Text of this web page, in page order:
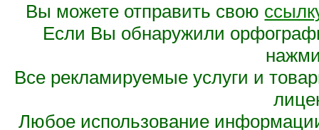
Вы можете отправить свою
Если Вы обнаружили
Все рекламируемые услуги и
Любое использование